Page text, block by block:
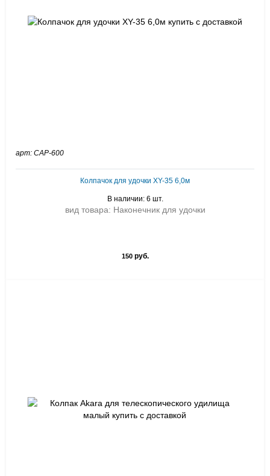
арт: CAP-600
Колпачок для удочки XY-35 6,0м
В наличии: 6 шт.
вид товара: Наконечник для удочки
150руб.